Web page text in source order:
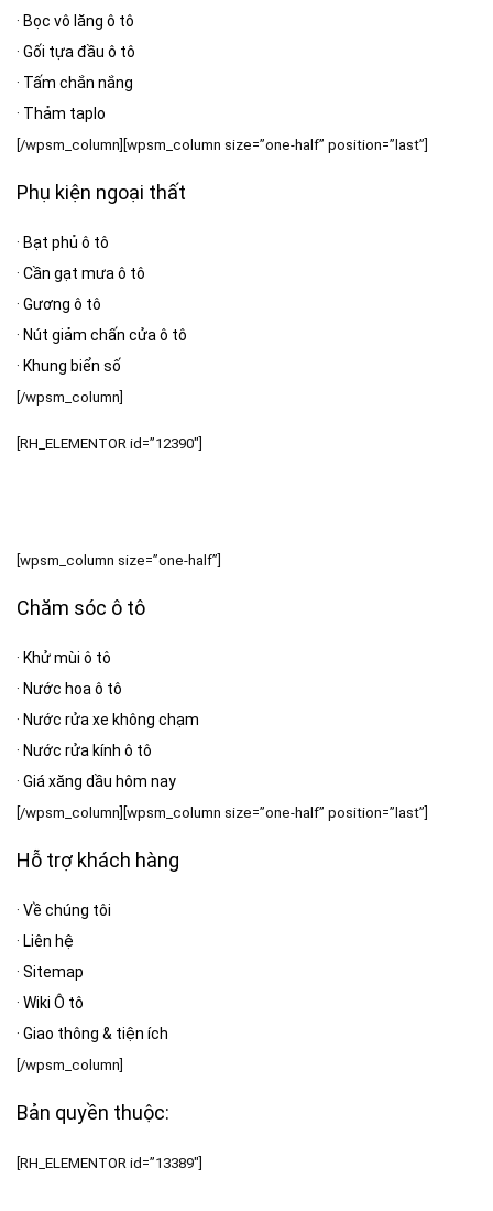
· Bọc vô lăng ô tô
· Gối tựa đầu ô tô
· Tấm chắn nắng
· Thảm taplo
[/wpsm_column][wpsm_column size=”one-half” position=”last”]
Phụ kiện ngoại thất
· Bạt phủ ô tô
· Cần gạt mưa ô tô
· Gương ô tô
· Nút giảm chấn cửa ô tô
· Khung biển số
[/wpsm_column]
[RH_ELEMENTOR id=”12390″]
[wpsm_column size=”one-half”]
Chăm sóc ô tô
· Khử mùi ô tô
· Nước hoa ô tô
· Nước rửa xe không chạm
· Nước rửa kính ô tô
· Giá xăng dầu hôm nay
[/wpsm_column][wpsm_column size=”one-half” position=”last”]
Hỗ trợ khách hàng
· Về chúng tôi
· Liên hệ
· Sitemap
· Wiki Ô tô
· Giao thông & tiện ích
[/wpsm_column]
Bản quyền thuộc:
[RH_ELEMENTOR id=”13389″]